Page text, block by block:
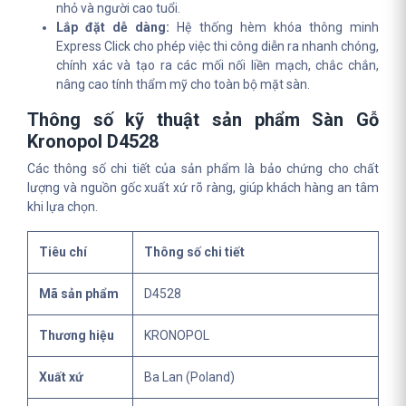
nhỏ và người cao tuổi.
Lắp đặt dễ dàng: Hệ thống hèm khóa thông minh
Express Click cho phép việc thi công diễn ra nhanh chóng,
chính xác và tạo ra các mối nối liền mạch, chắc chắn,
nâng cao tính thẩm mỹ cho toàn bộ mặt sàn.
Thông số kỹ thuật sản phẩm Sàn Gỗ
Kronopol D4528
Các thông số chi tiết của sản phẩm là bảo chứng cho chất
lượng và nguồn gốc xuất xứ rõ ràng, giúp khách hàng an tâm
khi lựa chọn.
Tiêu chí Thông số chi tiết
Mã sản phẩm D4528
Thương hiệu KRONOPOL
Xuất xứ Ba Lan (Poland)